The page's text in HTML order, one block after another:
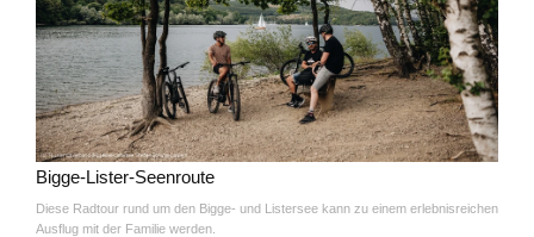
Bigge-Lister-Seenroute
Diese Radtour rund um den Bigge- und Listersee kann zu einem erlebnisreichen
Ausflug mit der Familie werden.